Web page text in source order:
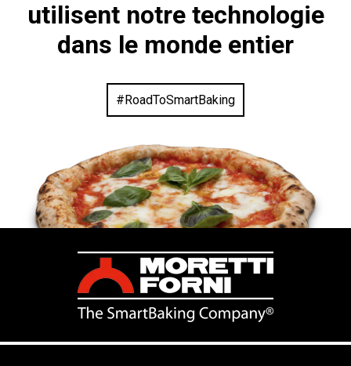
utilisent notre technologie
dans le monde entier
#RoadToSmartBaking